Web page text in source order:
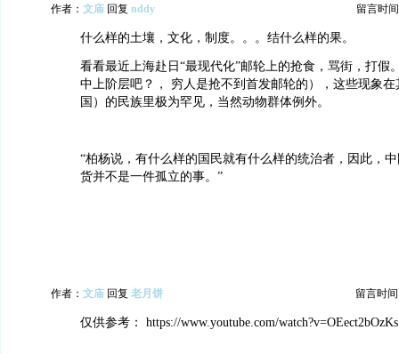
作者： 文庙 回复 nddy 留言时
什么样的土壤，文化，制度。。。结什么样的果。
看看最近上海赴日“最现代化”邮轮上的抢食，骂街，打假
中上阶层吧？， 穷人是抢不到首发邮轮的），这些现象
国）的民族里极为罕见，当然动物群体例外。
“柏杨说，有什么样的国民就有什么样的统治者，因此，
货并不是一件孤立的事。”
作者： 文庙 回复 老月饼 留言时间
仅供参考： https://www.youtube.com/watch?v=OEect2bOzKs